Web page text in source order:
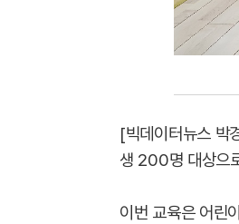
[빅데이터뉴스 박
생 200명 대상으
이번 교육은 어린